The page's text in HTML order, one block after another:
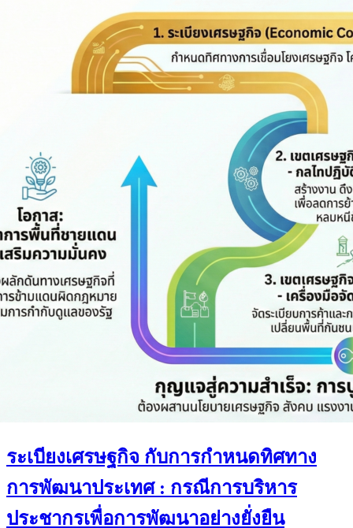
ระเบียงเศรษฐกิจ กับการกำหนดทิศทาง
การพัฒนาประเทศ : กรณีการบริหาร
ประชากรเพื่อการพัฒนาอย่างยั่งยืน